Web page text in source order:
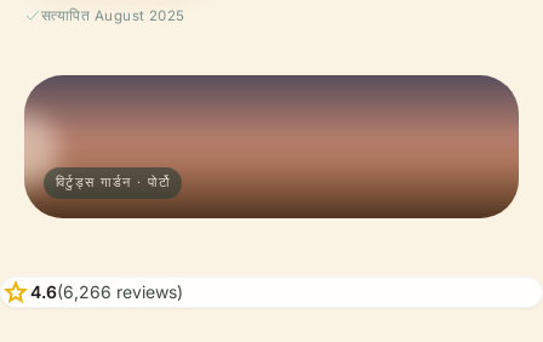
सत्यापित August 2025
विर्टुड्स गार्डन · पोर्टो
star4.6(6,266 reviews)